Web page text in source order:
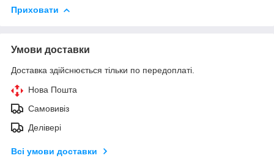
Приховати
Умови доставки
Доставка здійснюється тільки по передоплаті.
Нова Пошта
Самовивіз
Делівері
Всі умови доставки